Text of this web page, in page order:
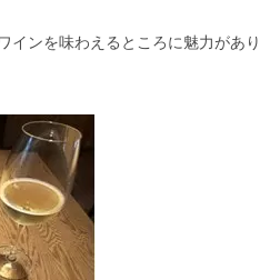
インを味わえるところに魅力があり